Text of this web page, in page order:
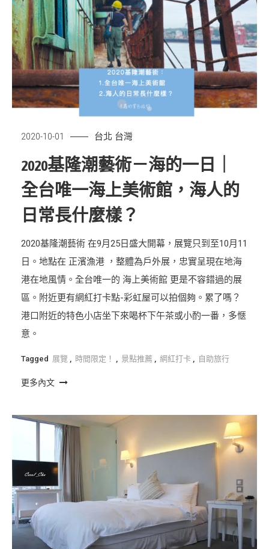
2020-10-01 台北 台灣
2020基隆潮藝術－海的一日｜
全台唯一海上美術館，海人的
日常長什麼樣？
2020基隆潮藝術 在9月25日盛大開幕，展覽只到至10月11
日。地點在 正濱漁港 ，整體為戶外展，忠實呈現在地海
港在地風情。全台唯一的 海上美術館 更是不容錯過的展
區。附近更有網紅打卡點-彩虹屋可以拍個夠。累了嗎？
港口附近的特色小店坐下來喝杯下午茶或小酌一番，多愜
意。
Tagged 展覽 時間限定！ 景點推薦 網紅打卡 自助旅行
更多內文